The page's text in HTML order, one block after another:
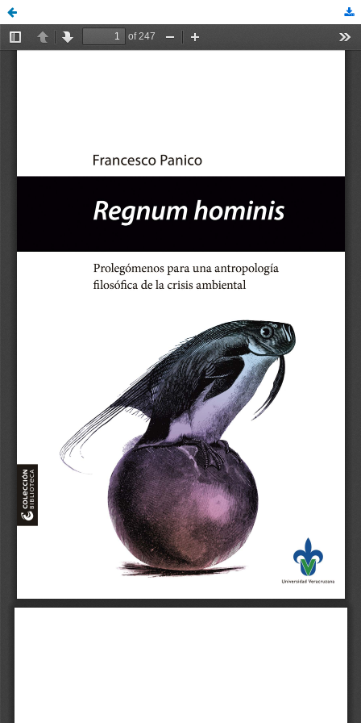
lpedregal, Coordinador editorial, BI291_9786075023465_AA.pdf